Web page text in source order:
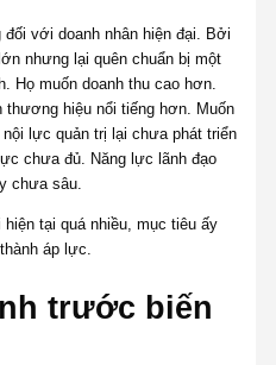
với doanh nhân hiện đại. Bởi
nhưng lại quên chuẩn bị một
Họ muốn doanh thu cao hơn.
thương hiệu nổi tiếng hơn. Muốn
lực quản trị lại chưa phát triển
chưa đủ. Năng lực lãnh đạo
chưa sâu.
tại quá nhiều, mục tiêu ấy
áp lực.
trước biến